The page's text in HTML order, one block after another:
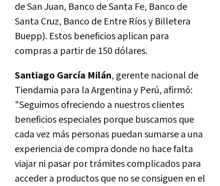
de San Juan, Banco de Santa Fe, Banco de
Santa Cruz, Banco de Entre Ríos y Billetera
Buepp). Estos beneficios aplican para
compras a partir de 150 dólares.
Santiago García Milán, gerente nacional de
Tiendamia para la Argentina y Perú, afirmó:
"Seguimos ofreciendo a nuestros clientes
beneficios especiales porque buscamos que
cada vez más personas puedan sumarse a una
experiencia de compra donde no hace falta
viajar ni pasar por trámites complicados para
acceder a productos que no se consiguen en el